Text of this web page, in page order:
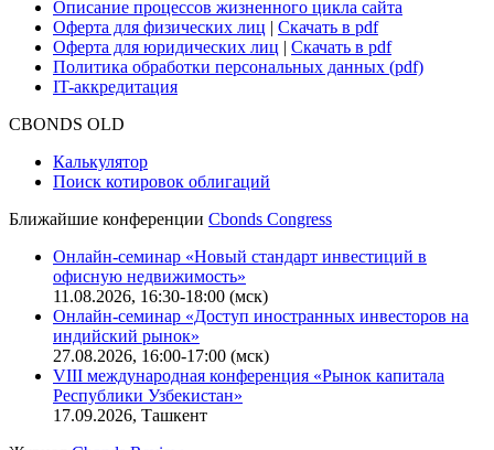
Описание процессов жизненного цикла сайта
Оферта для физических лиц | Скачать в pdf
Оферта для юридических лиц | Скачать в pdf
Политика обработки персональных данных (pdf)
IT-аккредитация
CBONDS OLD
Калькулятор
Поиск котировок облигаций
Ближайшие конференции Cbonds Congress
Онлайн-семинар «Новый стандарт инвестиций в
офисную недвижимость»
11.08.2026, 16:30-18:00 (мск)
Онлайн-семинар «Доступ иностранных инвесторов на
индийский рынок»
27.08.2026, 16:00-17:00 (мск)
VIII международная конференция «Рынок капитала
Республики Узбекистан»
17.09.2026, Ташкент